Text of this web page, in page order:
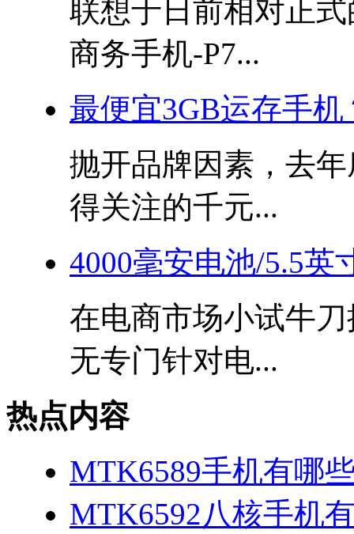
联想于日前相对正
商务手机-P7...
最便宜3GB运存手
抛开品牌因素，去
得关注的千元...
4000毫安电池/5.5英
在电商市场小试牛
无专门针对电...
热点内容
MTK6589手机有哪
MTK6592八核手机